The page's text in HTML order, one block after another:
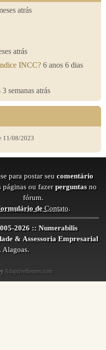
atrás
atrás
INCC? 6 anos 6 dias
3 semanas atrás
11/08/2023
para postar seu comentário
páginas ou fazer perguntas no
fórum.
deContato.
2026 :: Numerabilis
& Assessoria Empresarial
Alagoas.
Adaptivethemes.com